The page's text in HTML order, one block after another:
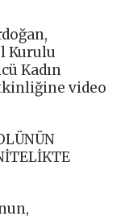
Kurulu
Kadın
video